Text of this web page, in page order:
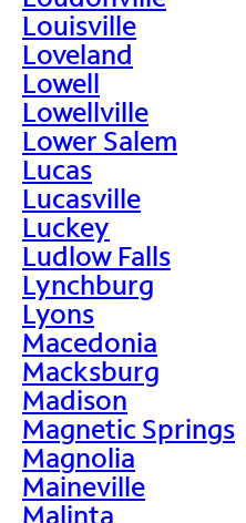
Louisville
Loveland
Lowell
Lowellville
Lower Salem
Lucas
Lucasville
Luckey
Ludlow Falls
Lynchburg
Lyons
Macedonia
Macksburg
Madison
Magnetic Springs
Magnolia
Maineville
Malinta